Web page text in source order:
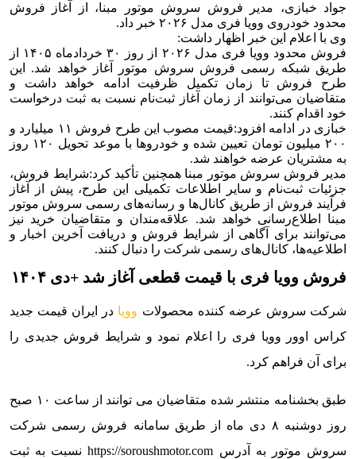
جواد خبازی، مدیر فروش سروش موتور مبنا، از آغاز فروش
محدود خودروی وویا فری مدل ۲۰۲۶ خبر داد.
وی با اعلام این خبر اظهار داشت:
فروش محدود وویا فری مدل ۲۰۲۶ از روز ۳۰ خردادماه ۱۴۰۵ از
طریق شبکه رسمی فروش سروش موتور آغاز خواهد شد. این
طرح فروش تا زمان تکمیل ظرفیت ادامه خواهد داشت و
متقاضیان می‌توانند از زمان آغاز ثبت‌نام نسبت به ثبت درخواست
خود اقدام کنند.
خبازی در ادامه افزود:
قیمت مصوب این طرح فروش ۱۱ میلیارد و
۲۰۰ میلیون تومان تعیین شده و خودروها با موعد تحویل ۱۲۰ روز
به مشتریان عرضه خواهند شد.
مدیر فروش سروش موتور مبنا همچنین تأکید کرد:شرایط فروش،
جزئیات ثبت‌نام و سایر اطلاعات تکمیلی این طرح، پیش از آغاز
فرآیند فروش از طریق کانال‌ها و رسانه‌های رسمی سروش موتور
مبنا اطلاع‌رسانی خواهد شد. علاقه‌مندان و متقاضیان خرید نیز
می‌توانند برای آگاهی از شرایط فروش و دریافت آخرین اخبار و
اطلاعیه‌ها، کانال‌های رسمی شرکت را دنبال کنند.
فروش وویا فری با قیمت قطعی آغاز شد +دی ۱۴۰۴
شرکت سروش عرضه کننده محصولات وویا در ایران قیمت جدید
کراس اوور وویا فری را اعلام نمود و شرایط فروش جدیدی را
برای آن فراهم کرد.
طبق بخشنامه منتشر شده متقاضیان می توانند از ساعت ۱۰ صبح
روز دوشنبه ۸ دی ماه از طریق سامانه فروش رسمی شرکت
سروش موتور به آدرس https://soroushmotor.com نسبت به ثبت